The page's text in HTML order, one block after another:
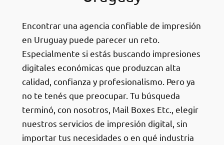
Encontrar una agencia confiable de impresión
en Uruguay puede parecer un reto.
Especialmente si estás buscando impresiones
digitales económicas que produzcan alta
calidad, confianza y profesionalismo. Pero ya
no te tenés que preocupar. Tu búsqueda
terminó, con nosotros, Mail Boxes Etc., elegir
nuestros servicios de impresión digital, sin
importar tus necesidades o en qué industria